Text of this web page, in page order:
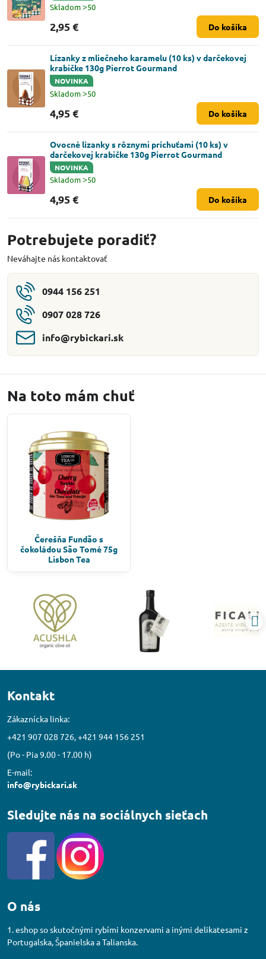
Skladom ˃50
2,95 € Do košíka
Lízanky z mliečneho karamelu (10 ks) v darčekovej
krabičke 130g Pierrot Gourmand
NOVINKA
Skladom ˃50
4,95 € Do košíka
Ovocné lízanky s rôznymi príchuťami (10 ks) v
darčekovej krabičke 130g Pierrot Gourmand
NOVINKA
Skladom ˃50
4,95 € Do košíka
Potrebujete poradiť?
Neváhajte nás kontaktovať
0944 156 251
0907 028 726
info​@rybickari​.sk
Na toto mám chuť
Čerešňa Fundão s
čokoládou São Tomé 75g
Lisbon Tea
Kontakt
Zákaznícka linka:
+421 907 028 726, +421 944 156 251
(Po - Pia 9.00 - 17.00 h)
E-mail:
info@rybickari.sk
Sledujte nás na sociálnych sieťach
O nás
1. eshop so skutočnými rybími konzervami a inými delikatesami z
Portugalska, Španielska a Talianska.